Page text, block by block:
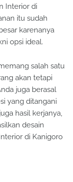
Interior di
itu sudah
karenanya
opsi ideal.
salah satu
akan tetapi
juga berasal
yang ditangani
hasil kerjanya,
desain
di Kanigoro